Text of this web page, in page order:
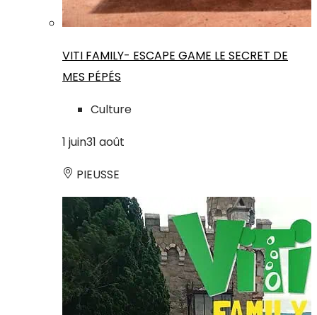
VITI FAMILY- ESCAPE GAME LE SECRET DE
MES PÉPÉS
Culture
1 juin31 août
PIEUSSE